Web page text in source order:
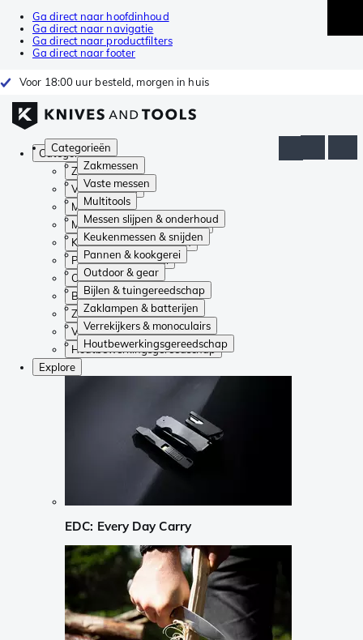
Ga direct naar hoofdinhoud
Ga direct naar navigatie
Ga direct naar productfilters
Ga direct naar footer
Voor 18:00 uur besteld, morgen in huis
Categorieën
Zakmessen
Vaste messen
Multitools
Messen slijpen & onderhoud
Keukenmessen & snijden
Pannen & kookgerei
Outdoor & gear
Bijlen & tuingereedschap
Zaklampen & batterijen
Verrekijkers & monoculairs
Houtbewerkingsgereedschap
Categorieën
Zakmessen
Vaste messen
Multitools
Messen slijpen & onderhoud
Keukenmessen & snijden
Pannen & kookgerei
Outdoor & gear
Bijlen & tuingereedschap
Zaklampen & batterijen
Verrekijkers & monoculairs
Houtbewerkingsgereedschap
Explore
EDC: Every Day Carry